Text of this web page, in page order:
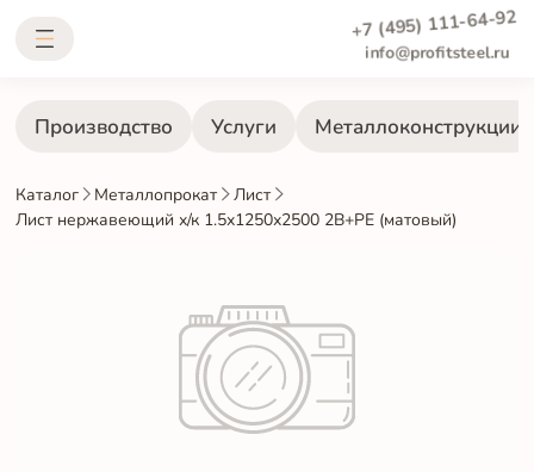
+7 (495) 111-64-92
info@profitsteel.ru
Производство Услуги Металлоконструкции
Каталог Металлопрокат
Лист
Лист нержавеющий х/к 1.5х1250х2500 2B+PE (матовый)